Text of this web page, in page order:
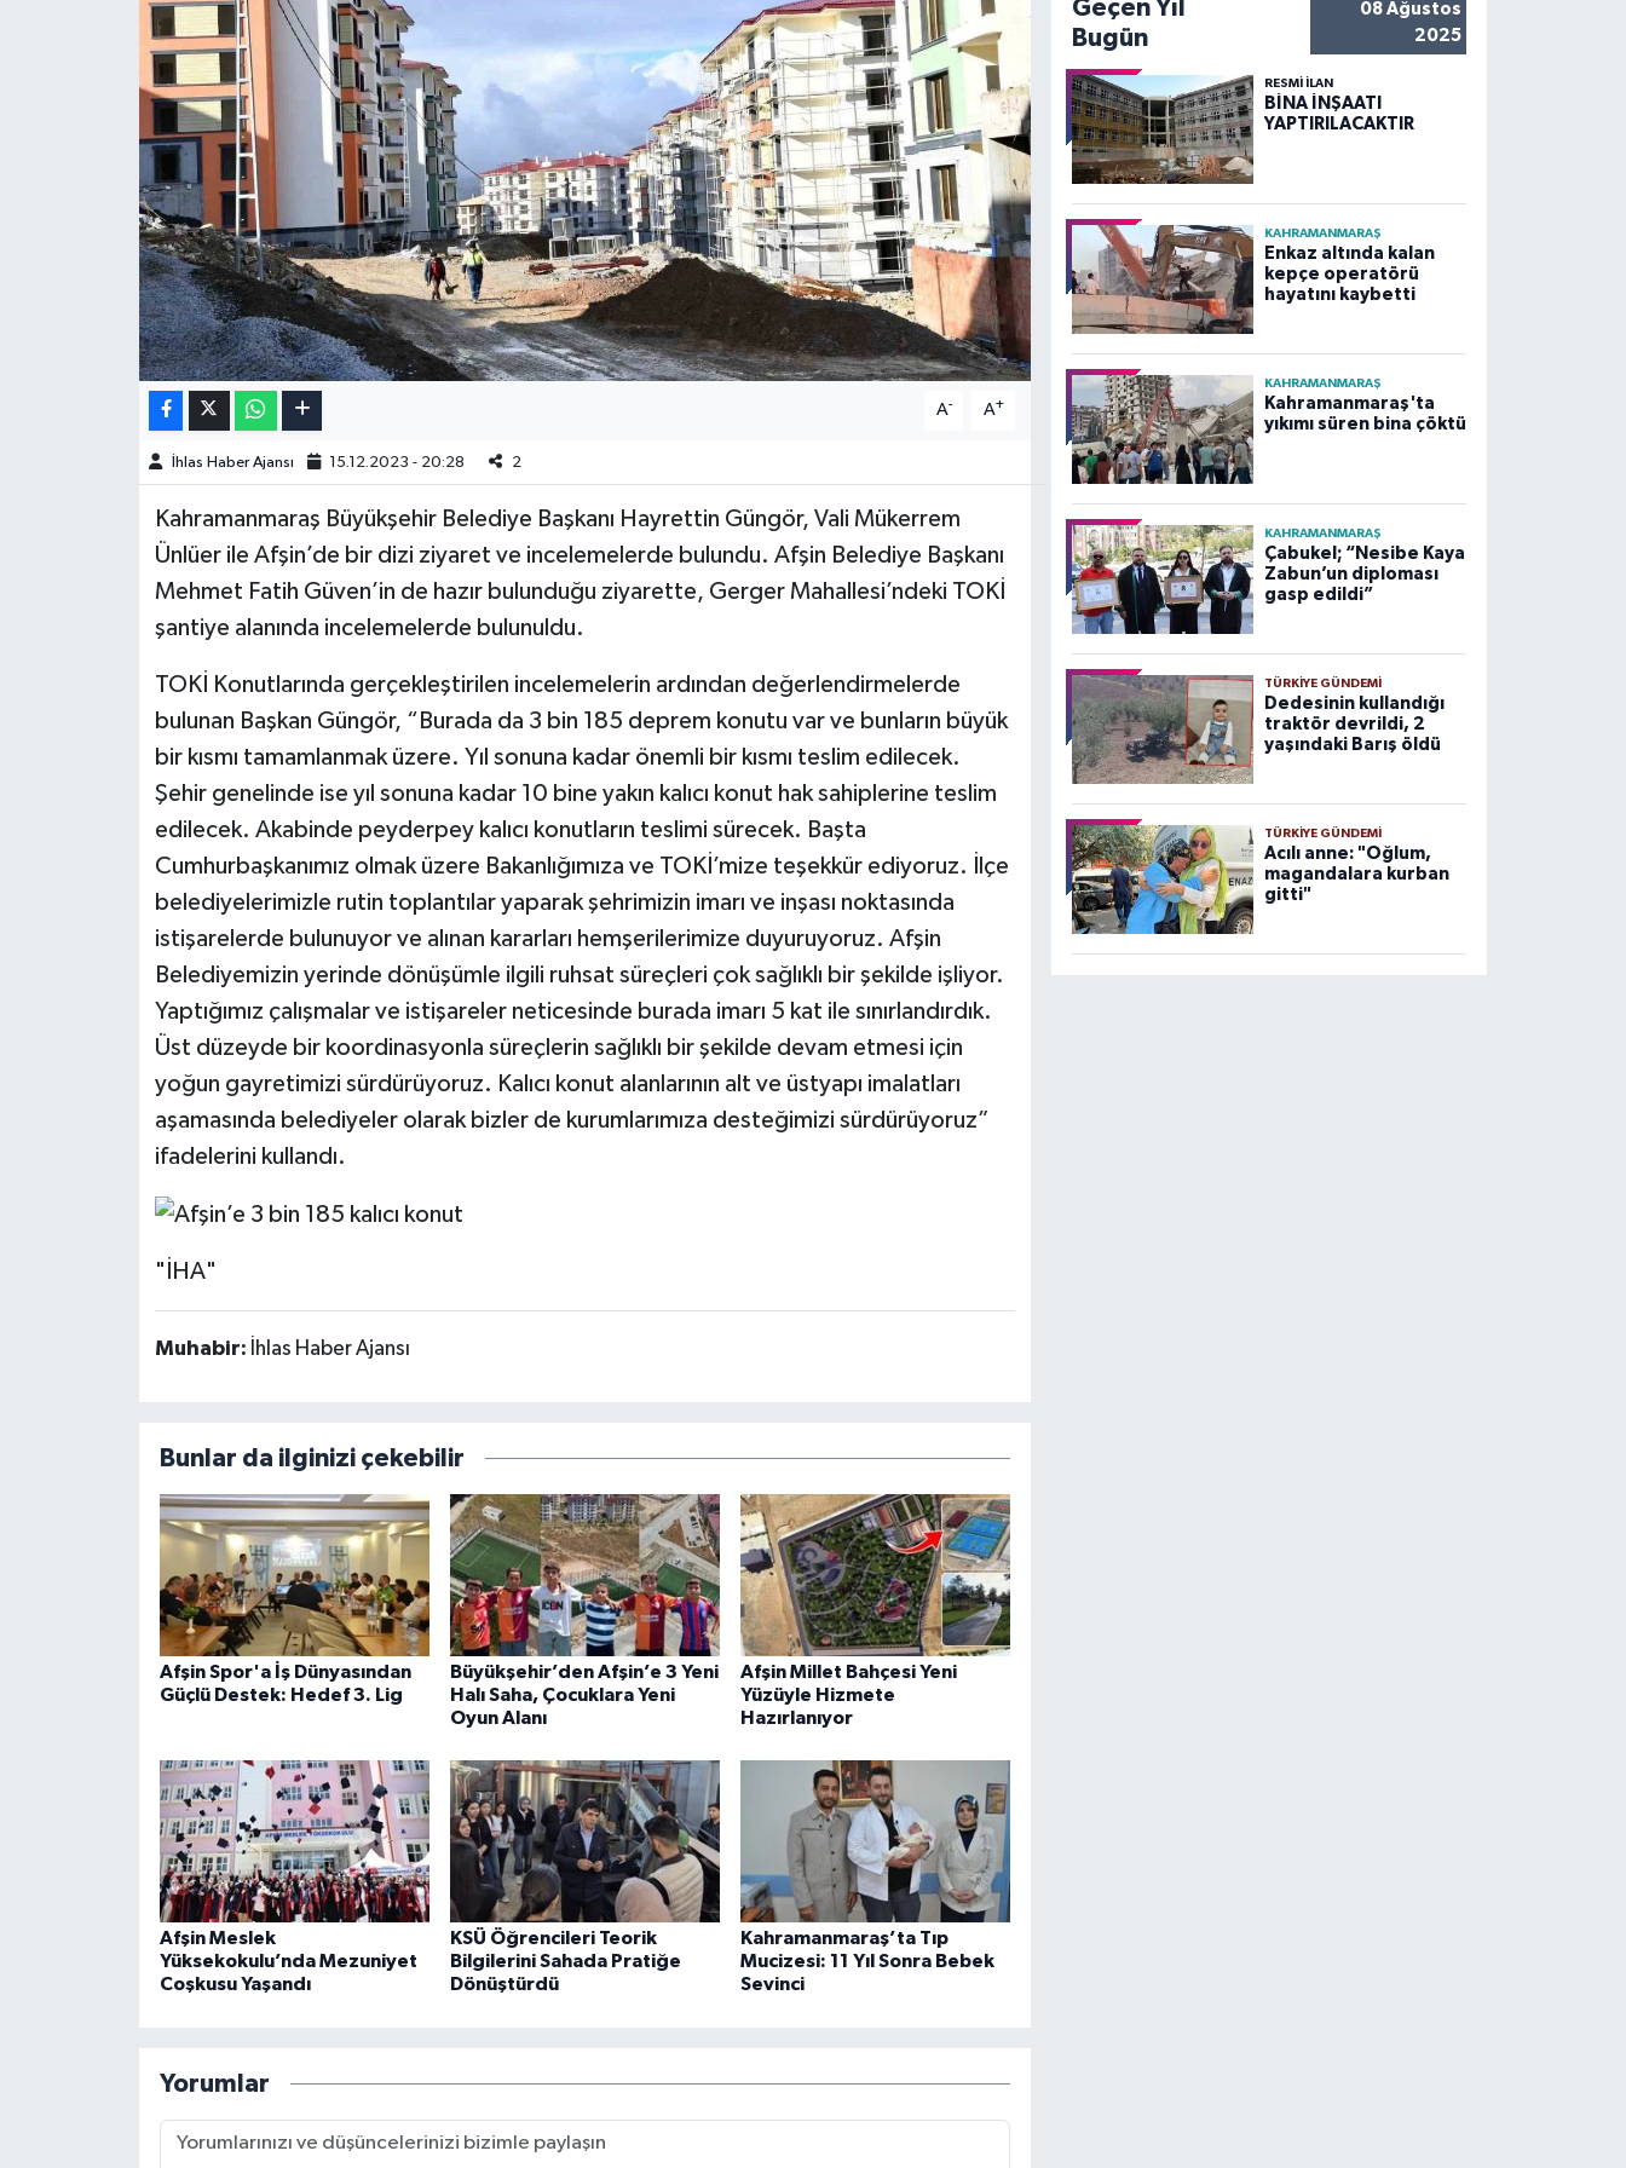
A- A+
İhlas Haber Ajansı 15.12.2023 - 20:28 2
Kahramanmaraş Büyükşehir Belediye Başkanı Hayrettin Güngör, Vali Mükerrem
Ünlüer ile Afşin’de bir dizi ziyaret ve incelemelerde bulundu. Afşin Belediye Başkanı
Mehmet Fatih Güven’in de hazır bulunduğu ziyarette, Gerger Mahallesi’ndeki TOKİ
şantiye alanında incelemelerde bulunuldu.
TOKİ Konutlarında gerçekleştirilen incelemelerin ardından değerlendirmelerde
bulunan Başkan Güngör, “Burada da 3 bin 185 deprem konutu var ve bunların büyük
bir kısmı tamamlanmak üzere. Yıl sonuna kadar önemli bir kısmı teslim edilecek.
Şehir genelinde ise yıl sonuna kadar 10 bine yakın kalıcı konut hak sahiplerine teslim
edilecek. Akabinde peyderpey kalıcı konutların teslimi sürecek. Başta
Cumhurbaşkanımız olmak üzere Bakanlığımıza ve TOKİ’mize teşekkür ediyoruz. İlçe
belediyelerimizle rutin toplantılar yaparak şehrimizin imarı ve inşası noktasında
istişarelerde bulunuyor ve alınan kararları hemşerilerimize duyuruyoruz. Afşin
Belediyemizin yerinde dönüşümle ilgili ruhsat süreçleri çok sağlıklı bir şekilde işliyor.
Yaptığımız çalışmalar ve istişareler neticesinde burada imarı 5 kat ile sınırlandırdık.
Üst düzeyde bir koordinasyonla süreçlerin sağlıklı bir şekilde devam etmesi için
yoğun gayretimizi sürdürüyoruz. Kalıcı konut alanlarının alt ve üstyapı imalatları
aşamasında belediyeler olarak bizler de kurumlarımıza desteğimizi sürdürüyoruz”
ifadelerini kullandı.
"İHA"
Muhabir: İhlas Haber Ajansı
Bunlar da ilginizi çekebilir
Afşin Spor'a İş Dünyasından
Güçlü Destek: Hedef 3. Lig
Büyükşehir’den Afşin’e 3 Yeni
Halı Saha, Çocuklara Yeni
Oyun Alanı
Afşin Millet Bahçesi Yeni
Yüzüyle Hizmete
Hazırlanıyor
Afşin Meslek
Yüksekokulu’nda Mezuniyet
Coşkusu Yaşandı
KSÜ Öğrencileri Teorik
Bilgilerini Sahada Pratiğe
Dönüştürdü
Kahramanmaraş’ta Tıp
Mucizesi: 11 Yıl Sonra Bebek
Sevinci
Yorumlar
Geçen Yıl
Bugün
08 Ağustos
2025
RESMİ İLAN
BİNA İNŞAATI
YAPTIRILACAKTIR
KAHRAMANMARAŞ
Enkaz altında kalan
kepçe operatörü
hayatını kaybetti
KAHRAMANMARAŞ
Kahramanmaraş'ta
yıkımı süren bina çöktü
KAHRAMANMARAŞ
Çabukel; “Nesibe Kaya
Zabun’un diploması
gasp edildi”
TÜRKIYE GÜNDEMI
Dedesinin kullandığı
traktör devrildi, 2
yaşındaki Barış öldü
TÜRKIYE GÜNDEMI
Acılı anne: "Oğlum,
magandalara kurban
gitti"